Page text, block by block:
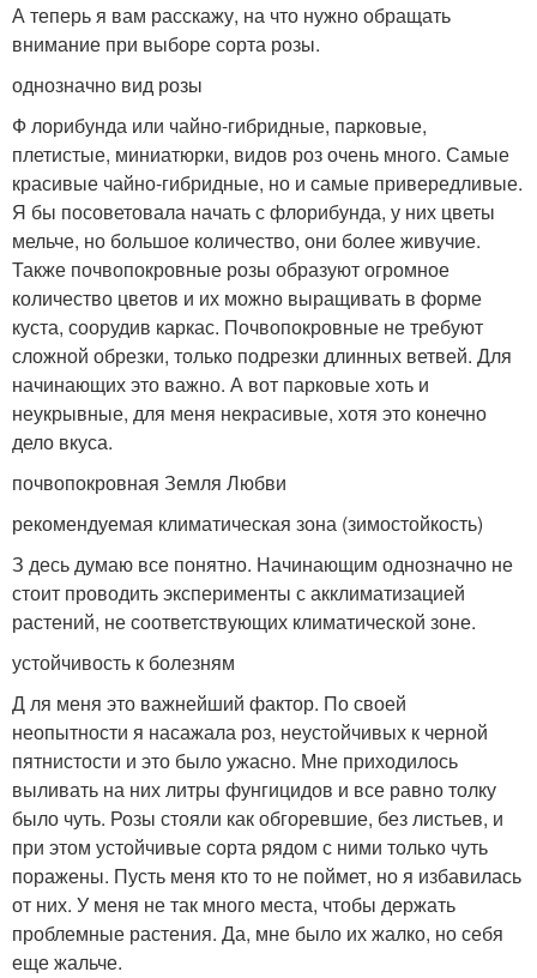
А теперь я вам расскажу, на что нужно обращать
внимание при выборе сорта розы.
однозначно вид розы
Ф лорибунда или чайно-гибридные, парковые,
плетистые, миниатюрки, видов роз очень много. Самые
красивые чайно-гибридные, но и самые привередливые.
Я бы посоветовала начать с флорибунда, у них цветы
мельче, но большое количество, они более живучие.
Также почвопокровные розы образуют огромное
количество цветов и их можно выращивать в форме
куста, соорудив каркас. Почвопокровные не требуют
сложной обрезки, только подрезки длинных ветвей. Для
начинающих это важно. А вот парковые хоть и
неукрывные, для меня некрасивые, хотя это конечно
дело вкуса.
почвопокровная Земля Любви
рекомендуемая климатическая зона (зимостойкость)
З десь думаю все понятно. Начинающим однозначно не
стоит проводить эксперименты с акклиматизацией
растений, не соответствующих климатической зоне.
устойчивость к болезням
Д ля меня это важнейший фактор. По своей
неопытности я насажала роз, неустойчивых к черной
пятнистости и это было ужасно. Мне приходилось
выливать на них литры фунгицидов и все равно толку
было чуть. Розы стояли как обгоревшие, без листьев, и
при этом устойчивые сорта рядом с ними только чуть
поражены. Пусть меня кто то не поймет, но я избавилась
от них. У меня не так много места, чтобы держать
проблемные растения. Да, мне было их жалко, но себя
еще жальче.